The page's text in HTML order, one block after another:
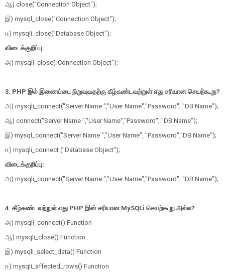
ஆ) close("Connection Object");
இ) mysql_close("Connection Object");
ஈ) mysqli_close("Database Object");
விடைக்குறிப்பு:
அ) mysqli_close("Connection Object");
3. PHP இல் இணைப்பை நிறுவுவதற்கு கீழ்கண்டவற்றுள் எது சரியான செயற்கூறு?
அ) mysqli_connect("Server Name ","User Name","Password", "DB Name");
ஆ) connect("Server Name ","User Name","Password", "DB Name");
இ) mysql_connect("Server Name ","User Name", "Password","DB Name");
ஈ) mysqli_connect ("Database Object");
விடைக்குறிப்பு:
அ) mysqli_connect("Server Name ","User Name","Password", "DB Name");
4. கீழ்கண்டவற்றுள் எது PHP இன் சரியான MySQLi செயற்கூறு அல்ல?
அ) mysqli_connect() Function
ஆ) mysqli_close() Function
இ) mysqli_select_data() Function
ஈ) mysqli_affected_rows() Function